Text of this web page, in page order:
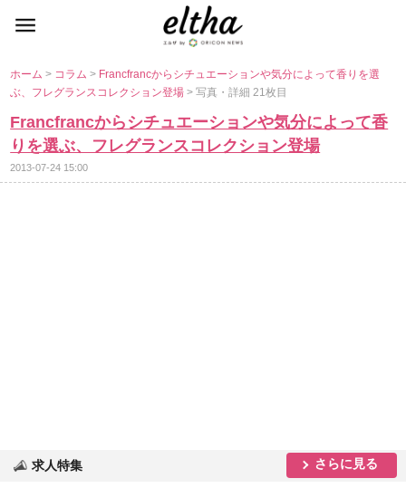
ホーム> コラム> Francfrancからシチュエーションや気分によって香りを選
ぶ、フレグランスコレクション登場> 写真・詳細 21枚目
Francfrancからシチュエーションや気分によって香
りを選ぶ、フレグランスコレクション登場
2013-07-24 15:00
求人特集 さらに見る